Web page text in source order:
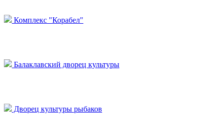
Комплекс "Корабел"
Балаклавский дворец культуры
Дворец культуры рыбаков